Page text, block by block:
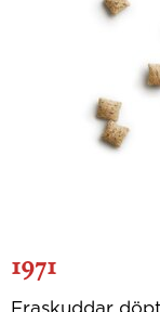
1971
Fraskuddar